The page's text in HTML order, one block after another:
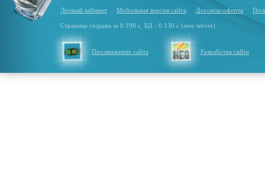
Личный кабинет Мобильная версия сайта Договор-оферта
Страница создана за 0.198 с, БД - 0.130 с (new server)
Продвижение сайта Разработка сайта